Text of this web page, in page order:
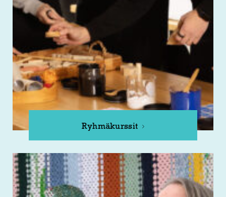
Ryhmäkurssit